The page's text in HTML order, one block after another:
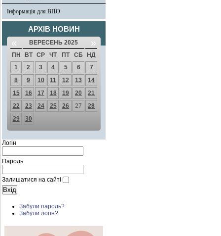
Інформація для ВПО
АРХІВ НОВИН
« ВЕРЕСЕНЬ 2025 »
ПН ВТ СР ЧТ ПТ СБ
НД
1
2 3 4 5 6
7
8
9 10 11 12 13
14
15
16 17 18 19 20
21
22
23 24 25 26 27
28
29
30
Логін
Пароль
Залишатися на сайті
Забули пароль?
Забули логін?